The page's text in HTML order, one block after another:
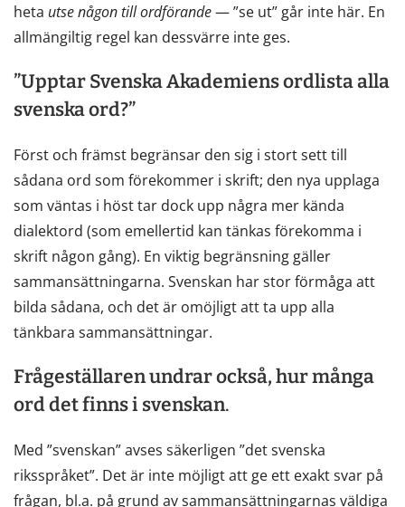
heta utsenågontillordförande— ”se ut” går inte här. En
allmängiltig regel kan dessvärre inte ges.
”Upptar Svenska Akademiens ordlista alla
svenska ord?”
Först och främst begränsar den sig i stort sett till
sådana ord som förekommer i skrift; den nya upplaga
som väntas i höst tar dock upp några mer kända
dialektord (som emellertid kan tänkas förekomma i
skrift någon gång). En viktig begränsning gäller
sammansättningarna. Svenskan har stor förmåga att
bilda sådana, och det är omöjligt att ta upp alla
tänkbara sammansättningar.
Frågeställaren undrar också, hur många
ord det finns i svenskan.
Med ”svenskan” avses säkerligen ”det svenska
riksspråket”. Det är inte möjligt att ge ett exakt svar på
frågan, bl.a. på grund av sammansättningarnas väldiga